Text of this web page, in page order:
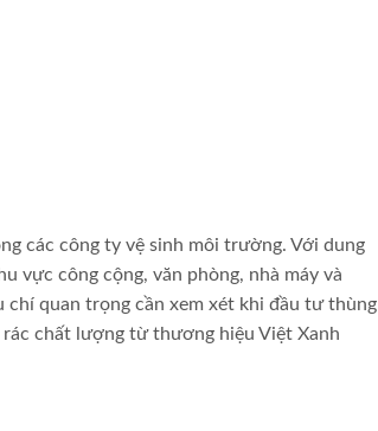
các công ty vệ sinh môi trường. Với dung
vực công cộng, văn phòng, nhà máy và
chí quan trọng cần xem xét khi đầu tư thùng
chất lượng từ thương hiệu Việt Xanh